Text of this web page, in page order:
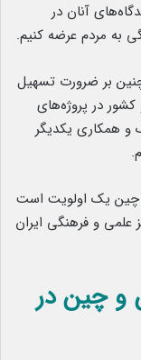
آنان در
به مردم عرضه کنیم.
بر ضرورت تسهیل
در پروژه‏‌های
و همکاری یکدیگر
چین یک اولویت است
علمی و فرهنگی ایران
و چین در